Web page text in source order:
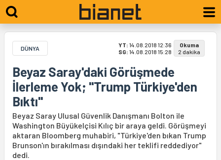
DÜNYA YT: 14.08.2018 12:36
SG: 14.08.2018 15:28
Okuma
2 dakika
Beyaz Saray'daki Görüşmede
İlerleme Yok; "Trump Türkiye'den
Bıktı"
Beyaz Saray Ulusal Güvenlik Danışmanı Bolton ile
Washington Büyükelçisi Kılıç bir araya geldi. Görüşmeyi
aktaran Bloomberg muhabiri, "Türkiye'den bıkan Trump
Brunson'ın bırakılması dışındaki her teklifi reddediyor"
dedi.